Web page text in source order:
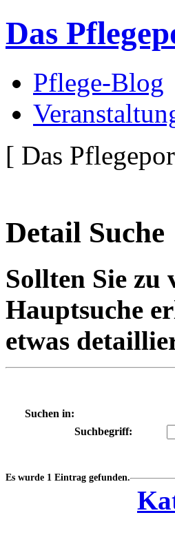
Das
Pflege-Blog
[ Das
Detail Suche
Sollten Sie zu
Hauptsuche
etwas
Suchen in:
Suchbegriff:
Es wurde 1 Eintrag gefunden.